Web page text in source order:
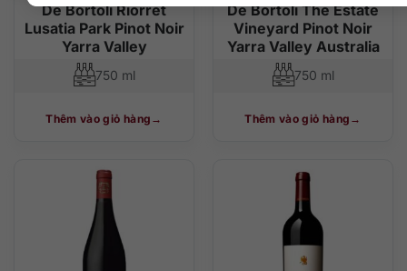
De Bortoli Riorret
Lusatia Park Pinot Noir
Yarra Valley
750 ml
Thêm vào giỏ hàng
De Bortoli The Estate
Vineyard Pinot Noir
Yarra Valley Australia
750 ml
Thêm vào giỏ hàng